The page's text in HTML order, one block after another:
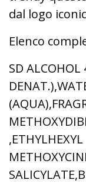
dal logo
Elenco
SD ALCOHOL
,ETHYLHEXYL